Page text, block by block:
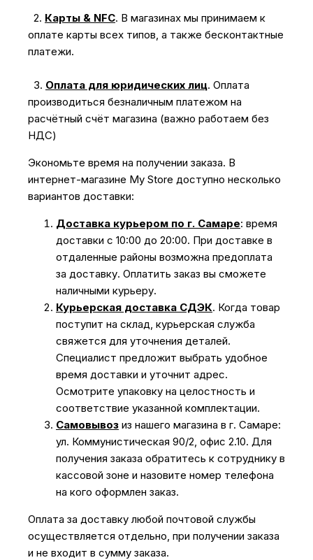
2. Карты & NFC. В магазинах мы принимаем к
оплате карты всех типов, а также бесконтактные
платежи.
3. Оплата для юридических лиц. Оплата
производиться безналичным платежом на
расчётный счёт магазина (важно работаем без
НДС)
Экономьте время на получении заказа. В
интернет-магазине My Store доступно несколько
вариантов доставки:
Доставка курьером по г. Самаре: время
доставки с 10:00 до 20:00. При доставке в
отдаленные районы возможна предоплата
за доставку. Оплатить заказ вы сможете
наличными курьеру.
Курьерская доставка СДЭК. Когда товар
поступит на склад, курьерская служба
свяжется для уточнения деталей.
Специалист предложит выбрать удобное
время доставки и уточнит адрес.
Осмотрите упаковку на целостность и
соответствие указанной комплектации.
Самовывоз из нашего магазина в г. Самаре:
ул. Коммунистическая 90/2, офис 2.10. Для
получения заказа обратитесь к сотруднику в
кассовой зоне и назовите номер телефона
на кого оформлен заказ.
Оплата за доставку любой почтовой службы
осуществляется отдельно, при получении заказа
и не входит в сумму заказа.